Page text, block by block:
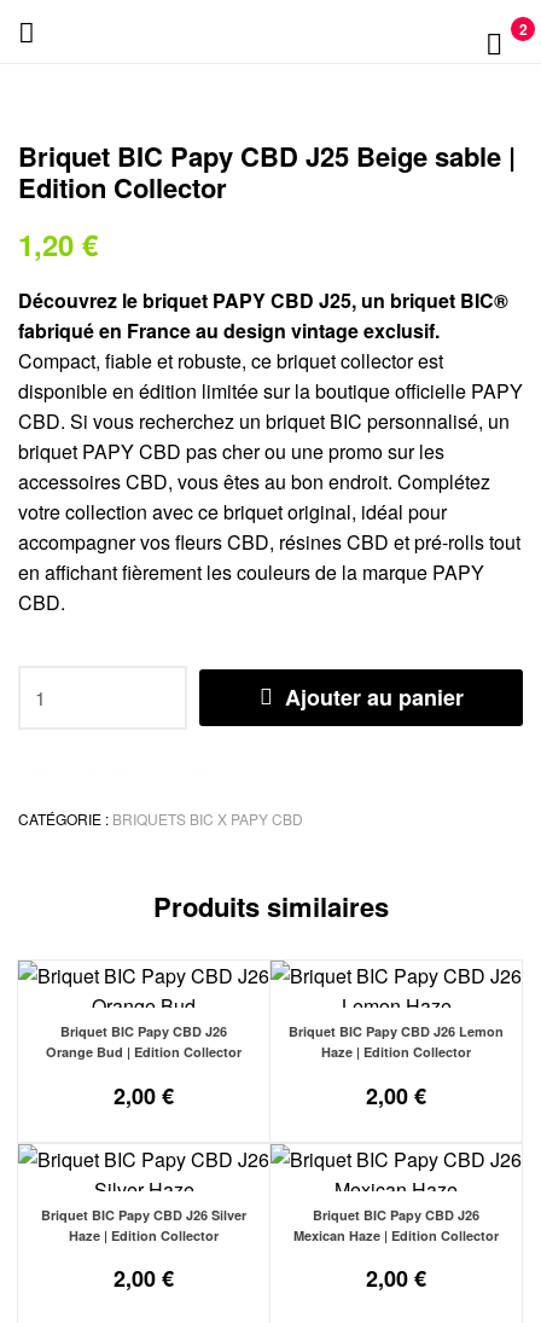
2
Briquet BIC Papy CBD J25 Beige sable |
Edition Collector
1,20 €
Découvrez le briquet PAPY CBD J25, un briquet BIC®
fabriqué en France au design vintage exclusif.
Compact, fiable et robuste, ce briquet collector est
disponible en édition limitée sur la boutique officielle PAPY
CBD. Si vous recherchez un briquet BIC personnalisé, un
briquet PAPY CBD pas cher ou une promo sur les
accessoires CBD, vous êtes au bon endroit. Complétez
votre collection avec ce briquet original, idéal pour
accompagner vos fleurs CBD, résines CBD et pré-rolls tout
en affichant fièrement les couleurs de la marque PAPY
CBD.
Ajouter au panier
CATÉGORIE : BRIQUETS BIC X PAPY CBD
Produits similaires
Briquet BIC Papy CBD J26
Orange Bud | Edition Collector
2,00€
Briquet BIC Papy CBD J26 Lemon
Haze | Edition Collector
2,00€
Briquet BIC Papy CBD J26 Silver
Haze | Edition Collector
2,00€
Briquet BIC Papy CBD J26
Mexican Haze | Edition Collector
2,00€